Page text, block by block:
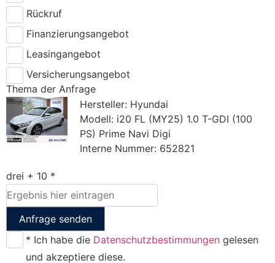
Rückruf
Finanzierungsangebot
Leasingangebot
Versicherungsangebot
Thema der Anfrage
Hersteller: Hyundai
Modell: i20 FL (MY25) 1.0 T-GDI (100
PS) Prime Navi Digi
Interne Nummer: 652821
drei + 10 *
Anfrage senden
* Ich habe die Datenschutzbestimmungen gelesen
und akzeptiere diese.